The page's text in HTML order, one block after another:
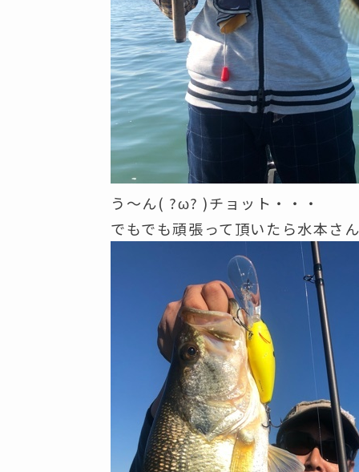
う～ん( ?ω? )チョット・・・
でもでも頑張って頂いたら水本さ